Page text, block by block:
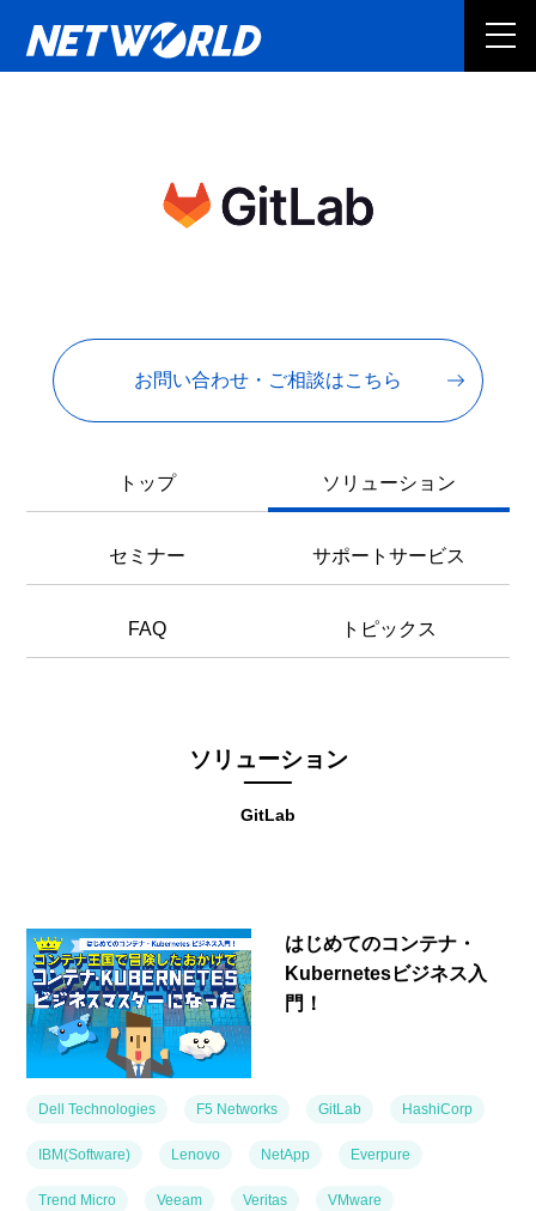
お問い合わせ・ご相談はこちら
トップ ソリューション
セミナー サポートサービス
FAQ トピックス
GitLab
ソリューション
はじめてのコンテナ・
Kubernetesビジネス入
門！
Dell Technologies F5 Networks GitLab HashiCorp
IBM(Software) Lenovo NetApp Everpure
Trend Micro Veeam Veritas VMware